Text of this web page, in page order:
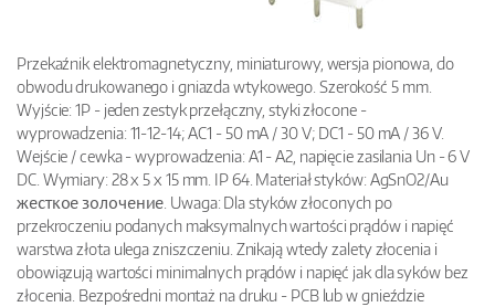
Przekaźnik elektromagnetyczny, miniaturowy, wersja pionowa, do
obwodu drukowanego i gniazda wtykowego. Szerokość 5 mm.
Wyjście: 1P - jeden zestyk przełączny, styki złocone -
wyprowadzenia: 11-12-14; AC1 - 50 mA / 30 V; DC1 - 50 mA / 36 V.
Wejście / cewka - wyprowadzenia: A1 - A2, napięcie zasilania Un - 6 V
DC. Wymiary: 28 x 5 x 15 mm. IP 64. Materiał styków: AgSnO2/Au
жесткое золочение. Uwaga: Dla styków złoconych po
przekroczeniu podanych maksymalnych wartości prądów i napięć
warstwa złota ulega zniszczeniu. Znikają wtedy zalety złocenia i
obowiązują wartości minimalnych prądów i napięć jak dla syków bez
złocenia. Bezpośredni montaż na druku - PCB lub w gnieździe